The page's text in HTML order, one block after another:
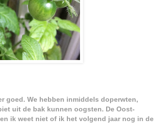
goed. We hebben inmiddels doperwten,
uit de bak kunnen oogsten. De Oost-
ik weet niet of ik het volgend jaar nog in de